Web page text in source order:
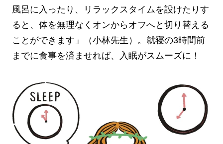
風呂に入ったり、リラックスタイムを設けたりす
ると、体を無理なくオンからオフへと切り替える
ことができます」（小林先生）。就寝の3時間前
までに食事を済ませれば、入眠がスムーズに！